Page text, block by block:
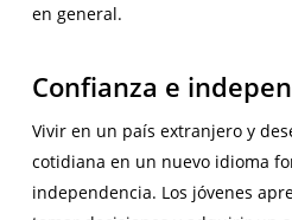
en general.
Confianza e
Vivir en un país extranjero y
cotidiana en un nuevo idioma
independencia. Los jóvenes